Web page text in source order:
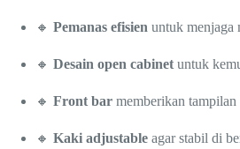
🔸 Pemanas efisien untuk menjaga
🔸 Desain open cabinet untuk
🔸 Front bar memberikan
🔸 Kaki adjustable agar stabil di